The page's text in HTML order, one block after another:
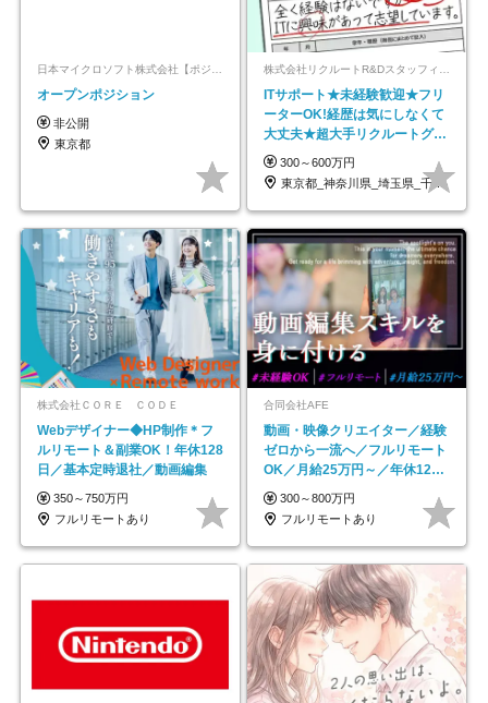
オープンポジション
非公開
東京都
ITサポート★未経験歓迎★フリ
ーターOK!経歴は気にしなくて
大丈夫★超大手リクルートグル
ープの正社員/sg
300～600万円
東京都_神奈川県_埼玉県_千葉県_大阪府…
株式会社ＣＯＲＥ ＣＯＤＥ
Webデザイナー◆HP制作＊フ
ルリモート＆副業OK！年休128
日／基本定時退社／動画編集
350～750万円
フルリモートあり
合同会社AFE
動画・映像クリエイター／経験
ゼロから一流へ／フルリモート
OK／月給25万円～／年休125
日以上
300～800万円
フルリモートあり